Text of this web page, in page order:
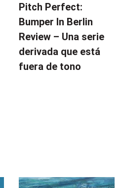
Pitch Perfect:
Bumper In Berlin
Review – Una serie
derivada que está
fuera de tono